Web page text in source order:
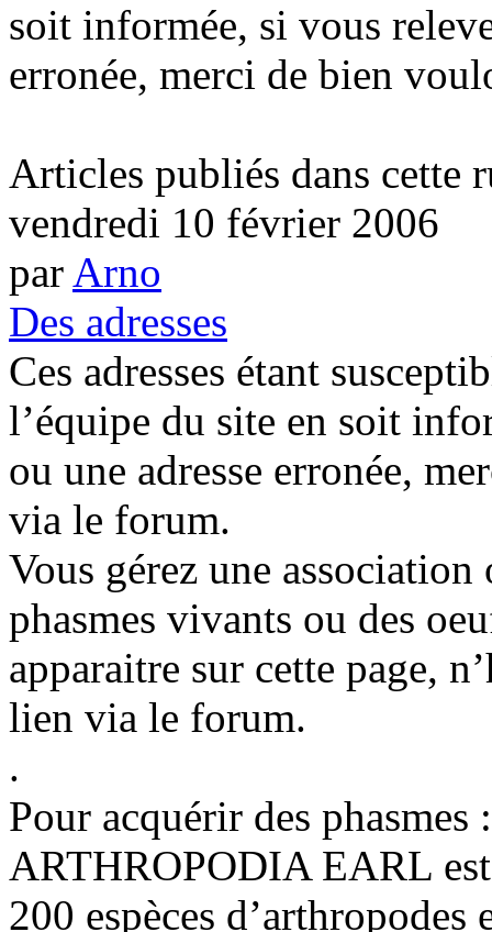
soit informée, si vous
erronée, merci de bien
Articles publiés dans cette
vendredi 10 février 2006
par Arno
Des adresses
Ces adresses étant
l’équipe du site en soit
ou une adresse erronée,
via le forum.
Vous gérez une
phasmes vivants ou des
apparaitre sur cette page,
lien via le forum.
.
Pour acquérir des phasmes :
ARTHROPODIA EARL est
200 espèces